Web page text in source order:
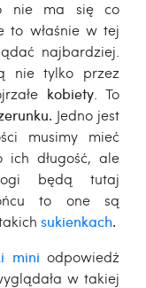
nie ma się co
to właśnie w tej
najbardziej.
nie tylko przez
kobiety. To
Jedno jest
musimy mieć
ich długość, ale
będą tutaj
to one są
sukienkach.
mini odpowiedź
w takiej